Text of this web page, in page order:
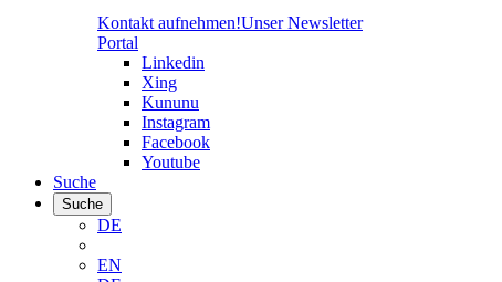
Kontakt aufnehmen!Unser Newsletter
Portal
Linkedin
Xing
Kununu
Instagram
Facebook
Youtube
Suche
Suche
DE
EN